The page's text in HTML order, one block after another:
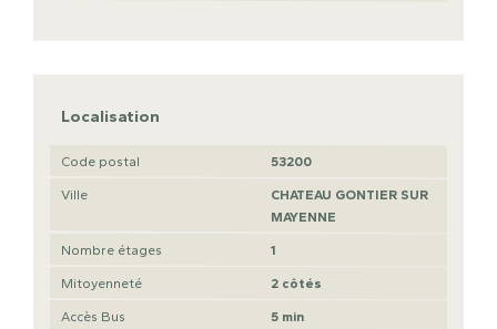
Localisation
Code postal 53200
Ville
CHATEAU GONTIER SUR
MAYENNE
Nombre étages 1
Mitoyenneté 2 côtés
Accès Bus 5 min